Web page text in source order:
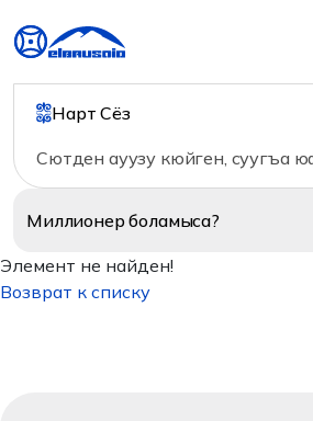
Нарт Сёз
Сютден ауузу кюйген, суугъа
Миллионерболамыса?
Элемент не найден!
Возврат к списку